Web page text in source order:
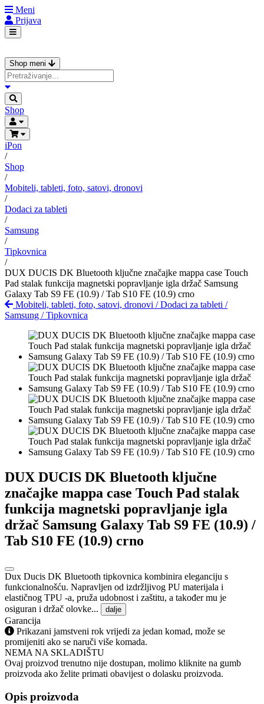
Meni
Prijava
Shop meni
Shop
iPon
/
Shop
/
Mobiteli, tableti, foto, satovi, dronovi
/
Dodaci za tableti
/
Samsung
/
Tipkovnica
/
DUX DUCIS DK Bluetooth ključne značajke mappa case Touch
Pad stalak funkcija magnetski popravljanje igla držač Samsung
Galaxy Tab S9 FE (10.9) / Tab S10 FE (10.9) crno
Mobiteli, tableti, foto, satovi, dronovi /Dodaci za tableti /
Samsung /Tipkovnica
DUX DUCIS DK Bluetooth ključne
značajke mappa case Touch Pad stalak
funkcija magnetski popravljanje igla
držač Samsung Galaxy Tab S9 FE (10.9) /
Tab S10 FE (10.9) crno
Dux Ducis DK Bluetooth tipkovnica kombinira eleganciju s
funkcionalnošću. Napravljen od izdržljivog PU materijala i
elastičnog TPU -a, pruža udobnost i zaštitu, a također mu je
osiguran i držač olovke...
dalje
Garancija
Prikazani jamstveni rok vrijedi za jedan komad, može se
promijeniti ako se naruči više komada.
NEMA NA SKLADIŠTU
Ovaj proizvod trenutno nije dostupan, molimo kliknite na gumb
proizvoda ako želite primati obavijest o dolasku proizvoda.
Opis proizvoda